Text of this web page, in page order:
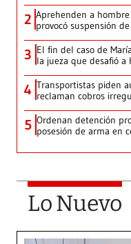
2 Aprehenden a
provocó suspensión
3 El fin del caso de
la jueza que desafió a
4 Transportistas piden
reclaman cobros
5 Ordenan detención
posesión de arma en
Lo Nuevo